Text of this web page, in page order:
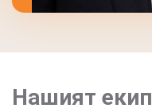
Нашият екип